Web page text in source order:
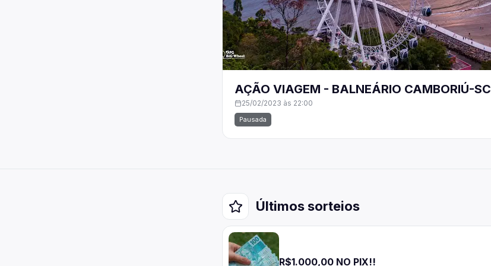
AÇÃO VIAGEM - BALNEÁRIO CAMBORIÚ-SC
25/02/2023 às 22:00
Pausada
Últimos sorteios
R$1.000,00 NO PIX!!